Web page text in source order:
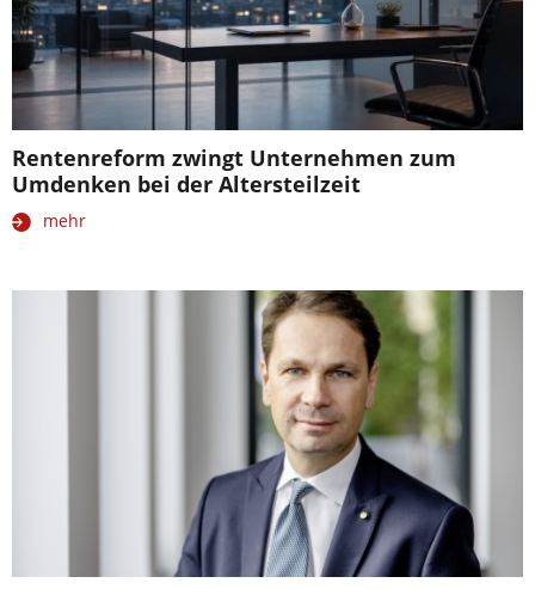
Rentenreform zwingt Unternehmen zum
Umdenken bei der Altersteilzeit
mehr